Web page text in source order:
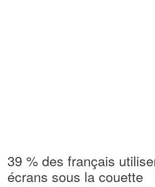
39 % des français
écrans sous la couette